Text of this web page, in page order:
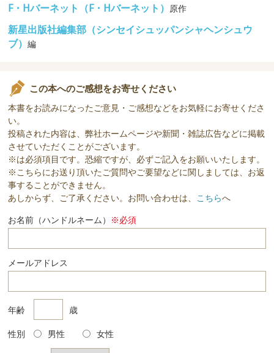
第２章 山のような金貨
第３章 みんなに愛される子
第４章 つばさがほしい
第５章 最後の願いごと
F・Hバーネット（F・Hバーネット） 原作
新星出版社編集部（シンセイシュッパンシャヘンシュウ
ブ）編
この本へのご感想をお寄せください
本書をお読みになったご意見・ご感想などをお気軽にお寄せくださ
い。
投稿された内容は、弊社ホームページや新聞・雑誌広告などに掲載
させていただくことがございます。
※は必須項目です。恐縮ですが、必ずご記入をお願いいたします。
※こちらにお送り頂いたご質問やご要望などに関しましては、お返
事することができません。
あしからず、ご了承ください。お問い合わせは、 こちらへ
お名前（ハンドルネーム） ※必須
メールアドレス
年齢 歳
性別 男性 女性